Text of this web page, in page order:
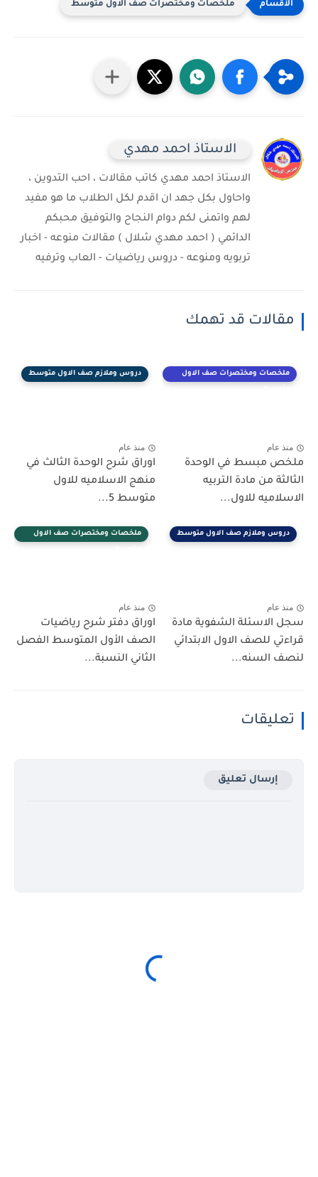
ملخصات ومختصرات صف الاول متوسط
الاستاذ احمد مهدي
الاستاذ احمد مهدي كاتب مقالات ، احب التدوين ،
واحاول بكل جهد ان اقدم لكل الطلاب ما هو مفيد
لهم واتمنى لكم دوام النجاح والتوفيق محبكم
الدائمي ( احمد مهدي شلال ) مقالات منوعه - اخبار
تربويه ومنوعه - دروس رياضيات - العاب وترفيه
مقالات قد تهمك
ملخصات ومختصرات صف الاول
منذ عام
ملخص مبسط في الوحدة
الثالثة من مادة التربيه
الاسلاميه للاول...
دروس وملازم صف الاول متوسط
منذ عام
اوراق شرح الوحدة الثالث في
منهج الاسلاميه للاول
متوسط 5...
دروس وملازم صف الاول متوسط
منذ عام
سجل الاسئلة الشفوية مادة
قراءتي للصف الاول الابتدائي
لنصف السنه...
ملخصات ومختصرات صف الاول
منذ عام
اوراق دفتر شرح رياضيات
الصف الأول المتوسط الفصل
الثاني النسبة...
تعليقات
إرسال تعليق